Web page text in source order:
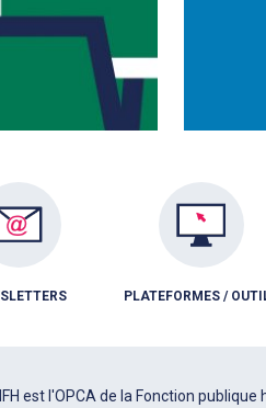
PLATEFORMES /
est l'OPCA de la Fonction publique